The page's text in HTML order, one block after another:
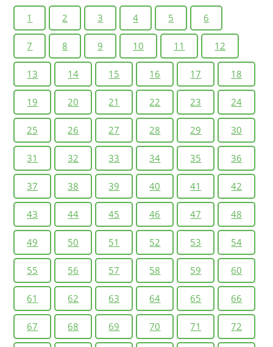
говорящий не заканчивает одно предложение, а уже
начинает другое.
1 2 3 4 5 6
7 8 9 10 11 12
13 14 15 16 17 18
19 20 21 22 23 24
25 26 27 28 29 30
31 32 33 34 35 36
37 38 39 40 41 42
43 44 45 46 47 48
49 50 51 52 53 54
55 56 57 58 59 60
61 62 63 64 65 66
67 68 69 70 71 72